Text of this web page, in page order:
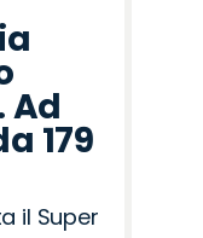
Ad
179
il Super